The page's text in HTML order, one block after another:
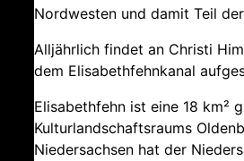
Nordwesten und damit Teil
Alljährlich findet an Christi
dem Elisabethfehnkanal
Elisabethfehn ist eine 18 km²
Kulturlandschaftsraums
Niedersachsen hat der